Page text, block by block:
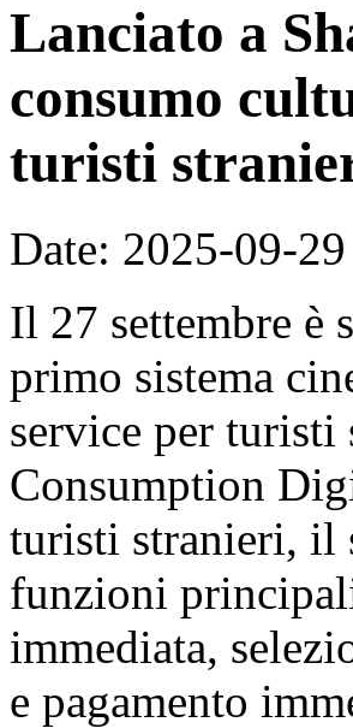
Lanciato a
consumo
turisti
Date: 2025-09-29
Il 27 settembre è
primo sistema
service per
Consumption
turisti stranieri, il
funzioni
immediata,
e pagamento